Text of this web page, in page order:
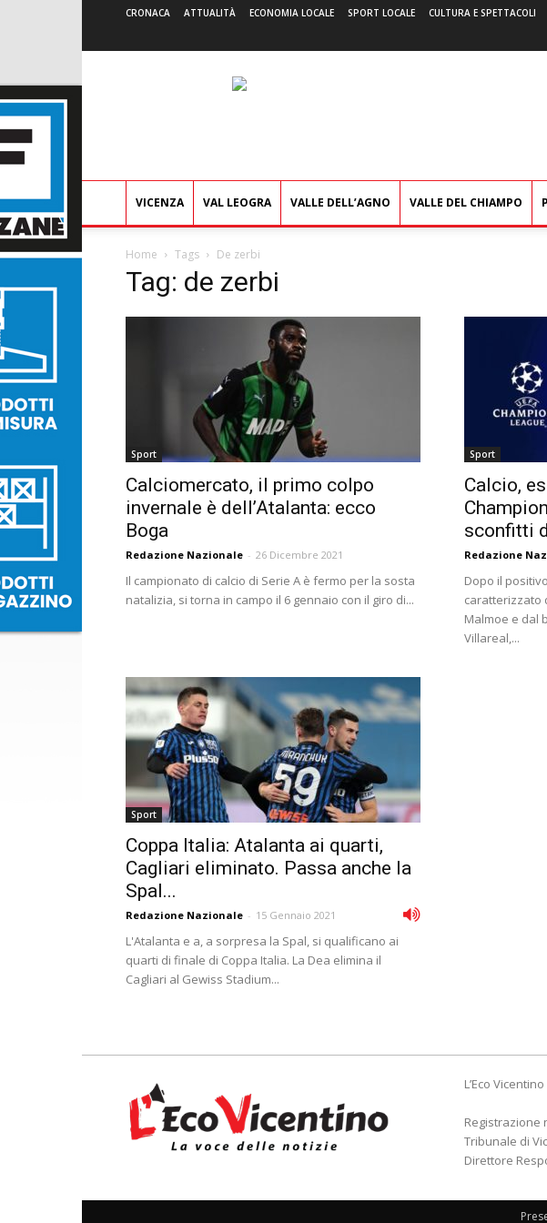
CRONACA ATTUALITÀ ECONOMIA LOCALE SPORT LOCALE CULTURA E SPETTACOLI
VICENZA VAL LEOGRA VALLE DELL’AGNO VALLE DEL CHIAMPO
Home Tags De zerbi
Tag: de zerbi
Sport
Calciomercato, il primo colpo
invernale è dell’Atalanta: ecco
Boga
Redazione Nazionale - 26 Dicembre 2021
Il campionato di calcio di Serie A è fermo per la sosta
natalizia, si torna in campo il 6 gennaio con il giro di...
Sport
Calcio,
sconfitti
Redazione
Dopo il
caratterizzato
Malmoe e dal
Villareal,...
Sport
Coppa Italia: Atalanta ai quarti,
Cagliari eliminato. Passa anche la
Spal...
Redazione Nazionale - 15 Gennaio 2021
L'Atalanta e a, a sorpresa la Spal, si qualificano ai
quarti di finale di Coppa Italia. La Dea elimina il
Cagliari al Gewiss Stadium...
L’Eco
Registrazione
Tribunale di
Direttore